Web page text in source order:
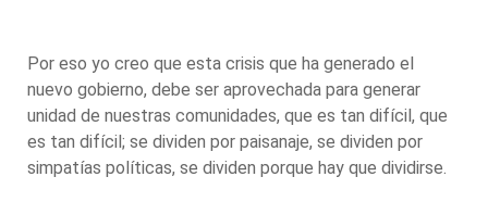
Por eso yo creo que esta crisis que ha generado el
nuevo gobierno, debe ser aprovechada para generar
unidad de nuestras comunidades, que es tan difícil, que
es tan difícil; se dividen por paisanaje, se dividen por
simpatías políticas, se dividen porque hay que dividirse.